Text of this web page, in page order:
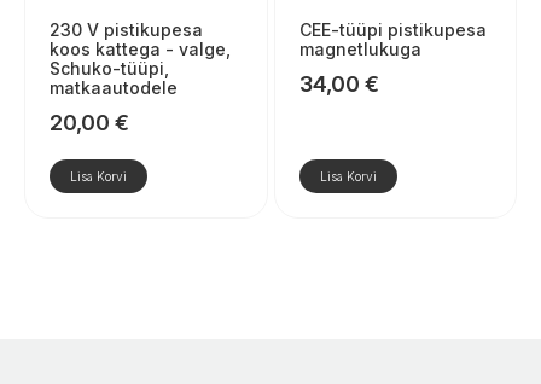
230 V pistikupesa
koos kattega - valge,
Schuko-tüüpi,
matkaautodele
20,00 €
Lisa Korvi
CEE-tüüpi pistikupesa
magnetlukuga
34,00 €
Lisa Korvi